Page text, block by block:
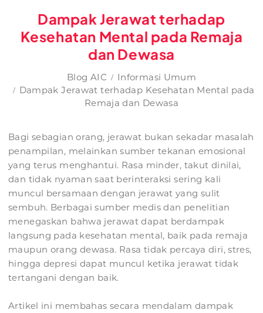
Dampak Jerawat terhadap
Kesehatan Mental pada Remaja
dan Dewasa
Blog AIC
Informasi Umum
Dampak Jerawat terhadap Kesehatan Mental pada
Remaja dan Dewasa
Bagi sebagian orang, jerawat bukan sekadar masalah
penampilan, melainkan sumber tekanan emosional
yang terus menghantui. Rasa minder, takut dinilai,
dan tidak nyaman saat berinteraksi sering kali
muncul bersamaan dengan jerawat yang sulit
sembuh. Berbagai sumber medis dan penelitian
menegaskan bahwa jerawat dapat berdampak
langsung pada kesehatan mental, baik pada remaja
maupun orang dewasa. Rasa tidak percaya diri, stres,
hingga depresi dapat muncul ketika jerawat tidak
tertangani dengan baik.
Artikel ini membahas secara mendalam dampak